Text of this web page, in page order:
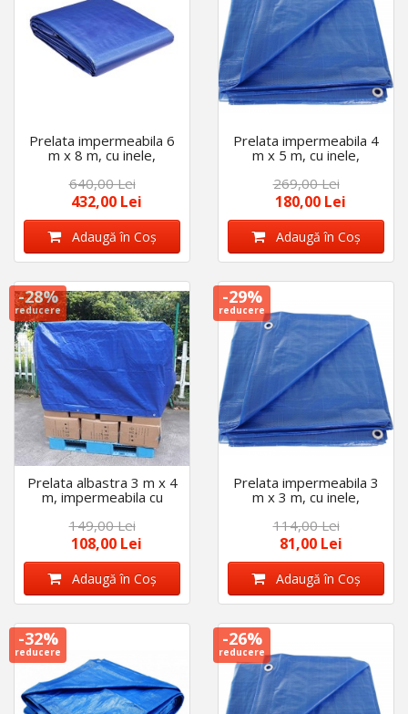
Prelata impermeabila 6
m x 8 m, cu inele,
calitate premium,
albastra
640,00 Lei
432,00 Lei
Adaugă în Coş
Prelata impermeabila 4
m x 5 m, cu inele,
calitate premium,
albastra
269,00 Lei
180,00 Lei
Adaugă în Coş
-28%
reducere
Prelata albastra 3 m x 4
m, impermeabila cu
inele, densitate 175
gr/mp, calitate premium
149,00 Lei
108,00 Lei
Adaugă în Coş
-29%
reducere
Prelata impermeabila 3
m x 3 m, cu inele,
calitate premium,
albastra
114,00 Lei
81,00 Lei
Adaugă în Coş
-32%
reducere
-26%
reducere